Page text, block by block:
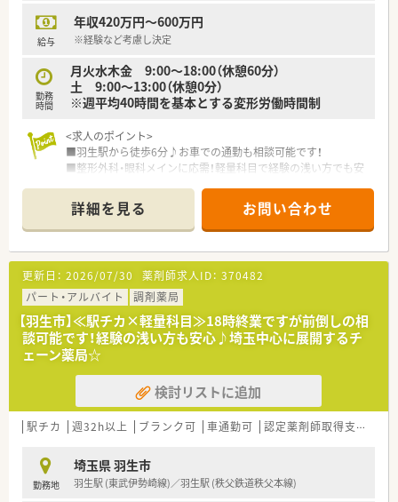
給与
年収420万円～600万円
※経験など考慮し決定
勤務
時間
月火水木金 9:00～18:00（休憩60分）
土 9:00～13:00（休憩0分）
※週平均40時間を基本とする変形労働時間制
<求人のポイント>
■羽生駅から徒歩6分♪お車での通勤も相談可能です！
■整形外科・眼科メインに応需！軽量科目で経験の浅い方でも安
■年間休日120日以上☆
■将来的に管理薬剤師を目指したい方も歓迎！
<こんな会社です>
■埼玉県内で20店舗以上の調剤薬局を展開しており、患者様の
かかりつけ薬局となるように社員一同日々研鑽を重ねていま
す。
■クリニックや医院の門前に出店している割合が、地域の皆様と
の触れ合いを大切にしながらお仕事できます。
■4つの心を大切にする会社でありたいと考えます。
「患者様を大切にする心」「地域社会との関係を大切にする心」
「病院や取引先との関係を大切にする心」「社員とその家族を大
■健康診断・保養所・福利厚生倶楽部など、福利厚生が充実。安心
して活躍できるサポートがあります。
研修など、会社として社員育成にも力を入れています。
■認定薬剤師資格取得のための「e-ラーニング補助」もしていま
す。
詳細を見る お問い合わせ
更新日： 2026/07/30 薬剤師求人ID： 370482
パート・アルバイト
調剤薬局
【羽生市】≪駅チカ×軽量科目≫18時終業ですが前倒しの相
談可能です！経験の浅い方も安心♪埼玉中心に展開するチ
ェーン薬局☆
検討リストに追加
駅チカ 週32h以上 ブランク可 車通勤可 認定薬剤師取得支援あり
勤務地
埼玉県 羽生市
羽生駅 (東武伊勢崎線)／羽生駅 (秩父鉄道秩父本線)